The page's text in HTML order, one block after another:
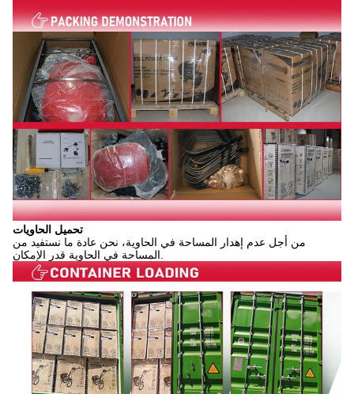
تحميل الحاويات
من أجل عدم إهدار المساحة في الحاوية، نحن عادة ما نستفيد من
المساحة في الحاوية قدر الإمكان.